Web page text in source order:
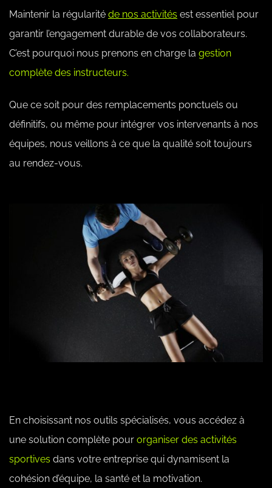
Maintenir la régularité de nos activités est essentiel pour
garantir l’engagement durable de vos collaborateurs.
C’est pourquoi nous prenons en charge la gestion
complète des instructeurs.
Que ce soit pour des remplacements ponctuels ou
définitifs, ou même pour intégrer vos intervenants à nos
équipes, nous veillons à ce que la qualité soit toujours
au rendez-vous.
En choisissant nos outils spécialisés, vous accédez à
une solution complète pour organiser des activités
sportives dans votre entreprise qui dynamisent la
cohésion d’équipe, la santé et la motivation.